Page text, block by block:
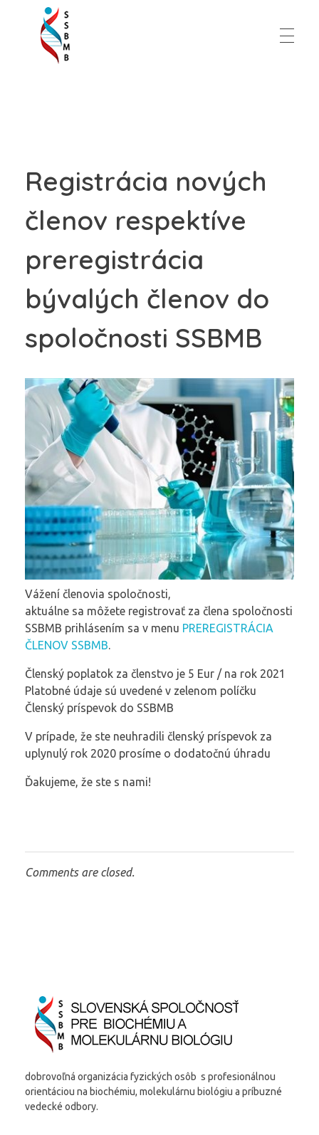
Slovenská spoločnosť pre biochémiu a molekulárnu biológiu
Registrácia nových
členov respektíve
preregistrácia
bývalých členov do
spoločnosti SSBMB
Vážení členovia spoločnosti,
aktuálne sa môžete registrovať za člena spoločnosti
SSBMB prihlásením sa v menu PREREGISTRÁCIA
ČLENOV SSBMB.
Členský poplatok za členstvo je 5 Eur / na rok 2021
Platobné údaje sú uvedené v zelenom políčku
Členský príspevok do SSBMB
V prípade, že ste neuhradili členský príspevok za
uplynulý rok 2020 prosíme o dodatočnú úhradu
Ďakujeme, že ste s nami!
Comments are closed.
dobrovoľná organizácia fyzických osôb s profesionálnou
orientáciou na biochémiu, molekulárnu biológiu a príbuzné
vedecké odbory.